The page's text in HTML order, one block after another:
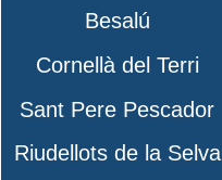
Besalú
Cornellà del Terri
Sant Pere Pescador
Riudellots de la Selva